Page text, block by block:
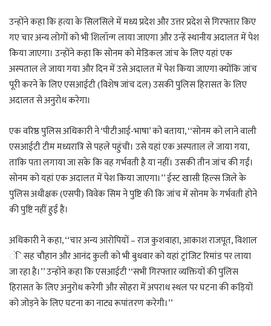
उन्होंने कहा कि हत्या के सिलसिले में मध्य प्रदेश और उत्तर प्रदेश से गिरफ्तार किए
गए चार अन्य लोगों को भी शिलॉन्ग लाया जाएगा और उन्हें स्थानीय अदालत में पेश
किया जाएगा। उन्होंने कहा कि सोनम को मेडिकल जांच के लिए यहां एक
अस्पताल ले जाया गया और दिन में उसे अदालत में पेश किया जाएगा क्योंकि जांच
पूरी करने के लिए एसआईटी (विशेष जांच दल) उसकी पुलिस हिरासत के लिए
अदालत से अनुरोध करेगा।
एक वरिष्ठ पुलिस अधिकारी ने ‘पीटीआई-भाषा’ को बताया, ‘‘सोनम को लाने वाली
एसआईटी टीम मध्यरात्रि से पहले पहुंची। उसे यहां एक अस्पताल ले जाया गया,
ताकि पता लगाया जा सके कि वह गर्भवती है या नहीं। उसकी तीन जांच की गईं।
सोनम को यहां एक अदालत में पेश किया जाएगा।’’ ईस्ट खासी हिल्स जिले के
पुलिस अधीक्षक (एसपी) विवेक सिम ने पुष्टि की कि जांच में सोनम के गर्भवती होने
की पुष्टि नहीं हुई है।
अधिकारी ने कहा, ‘‘चार अन्य आरोपियों – राज कुशवाहा, आकाश राजपूत, विशाल
ंिसह चौहान और आनंद कुली को भी बुधवार को यहां ट्रांजिट रिमांड पर लाया
जा रहा है।’’ उन्होंने कहा कि एसआईटी ‘‘सभी गिरफ्तार व्यक्तियों की पुलिस
हिरासत के लिए अनुरोध करेगी और सोहरा में अपराध स्थल पर घटना की कड़ियों
को जोड़ने के लिए घटना का नाट्य रूपांतरण करेगी।’’